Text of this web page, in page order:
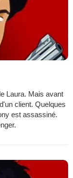
Laura. Mais avant
client. Quelques
est assassiné.